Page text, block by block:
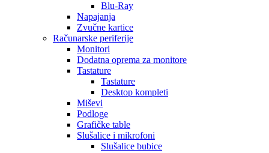
Blu-Ray
Napajanja
Zvučne kartice
Računarske periferije
Monitori
Dodatna oprema za monitore
Tastature
Tastature
Desktop kompleti
Miševi
Podloge
Grafičke table
Slušalice i mikrofoni
Slušalice bubice